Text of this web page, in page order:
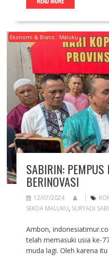
Ekonomi & Bisnis Maluku
SABIRIN: PEMPUS
BERINOVASI
12/07/2024
SEKDA MALUKU, SURYADI
Ambon,
telah memasuki usia ke-
muda lagi. Oleh karena